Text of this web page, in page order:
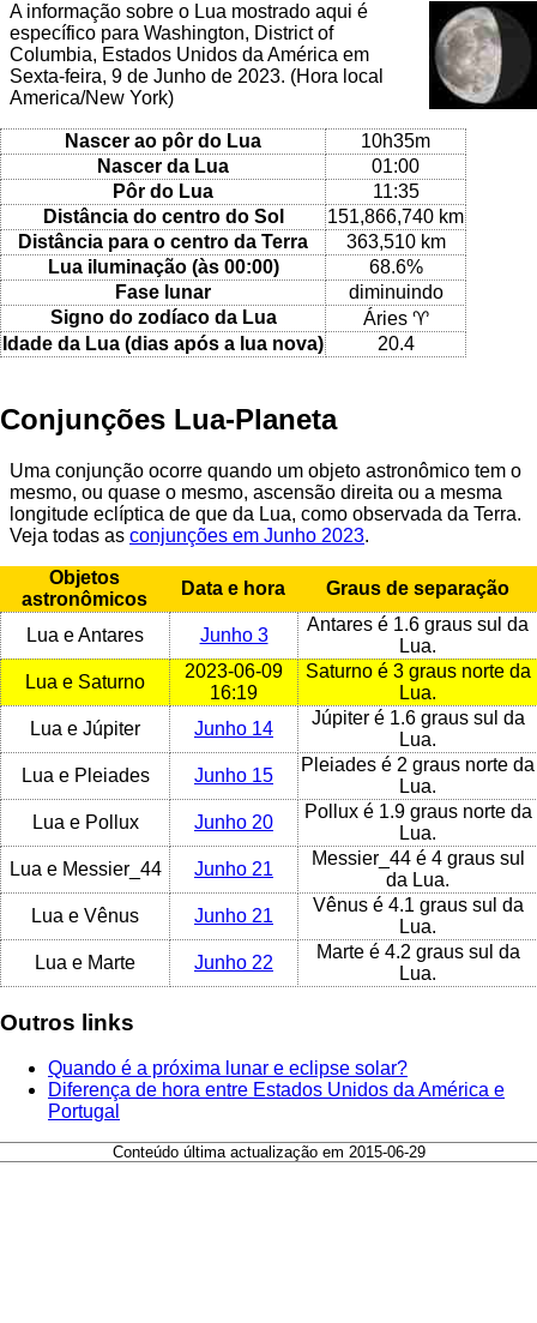
A informação sobre o Lua mostrado aqui é
específico para Washington, District of
Columbia, Estados Unidos da América em
Sexta-feira, 9 de Junho de 2023. (Hora local
America/New York)
Nascer ao pôr do Lua
10h35m
Nascer da Lua
01:00
Pôr do Lua
11:35
Distância do centro do Sol
151,866,740 km
Distância para o centro da Terra
363,510 km
Lua iluminação (às 00:00)
68.6%
Fase lunar
diminuindo
Signo do zodíaco da Lua
Áries ♈
Idade da Lua (dias após a lua nova)
20.4
Conjunções Lua-Planeta
Uma conjunção ocorre quando um objeto astronômico tem o
mesmo, ou quase o mesmo, ascensão direita ou a mesma
longitude eclíptica de que da Lua, como observada da Terra.
Veja todas as conjunções em Junho 2023.
Objetos
astronômicos
Data e hora Graus de separação
Lua e Antares Junho 3
Antares é 1.6 graus sul da
Lua.
Lua e Saturno
2023-06-09
16:19
Saturno é 3 graus norte da
Lua.
Lua e Júpiter
Junho 14
Júpiter é 1.6 graus sul da
Lua.
Lua e Pleiades
Junho 15
Pleiades é 2 graus norte da
Lua.
Lua e Pollux
Junho 20
Pollux é 1.9 graus norte da
Lua.
Lua e Messier_44
Junho 21
Messier_44 é 4 graus sul
da Lua.
Lua e Vênus
Junho 21
Vênus é 4.1 graus sul da
Lua.
Lua e Marte
Junho 22
Marte é 4.2 graus sul da
Lua.
Outros links
Quando é a próxima lunar e eclipse solar?
Diferença de hora entre Estados Unidos da América e
Portugal
Conteúdo última actualização em 2015-06-29